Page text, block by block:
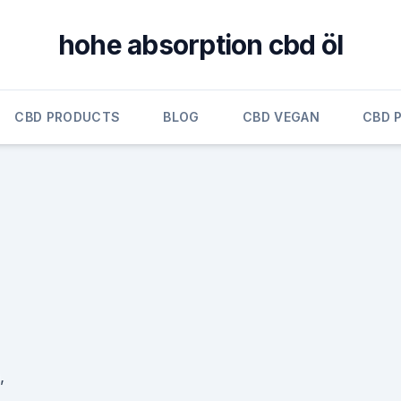
hohe absorption cbd öl
CBD PRODUCTS BLOG CBD VEGAN CBD